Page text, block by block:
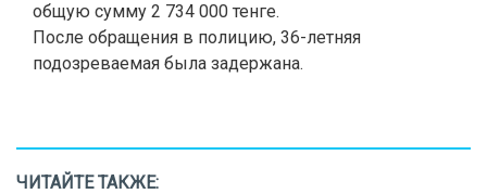
общую сумму 2 734 000 тенге.
После обращения в полицию, 36-летняя
подозреваемая была задержана.
ЧИТАЙТЕ ТАКЖЕ: